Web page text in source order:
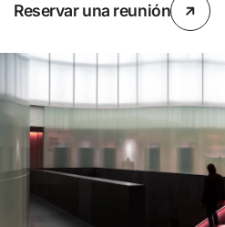
Reservar una reunión